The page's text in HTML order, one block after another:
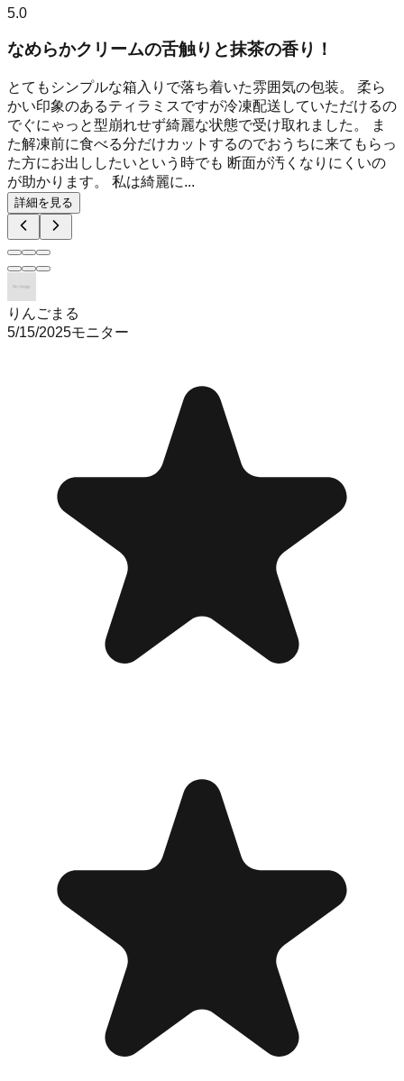
5.0
なめらかクリームの舌触りと抹茶の香り！
とてもシンプルな箱入りで落ち着いた雰囲気の包装。 柔ら
かい印象のあるティラミスですが冷凍配送していただけるの
でぐにゃっと型崩れせず綺麗な状態で受け取れました。 ま
た解凍前に食べる分だけカットするのでおうちに来てもらっ
た方にお出ししたいという時でも 断面が汚くなりにくいの
が助かります。 私は綺麗に...
詳細を見る
りんごまる
5/15/2025モニター